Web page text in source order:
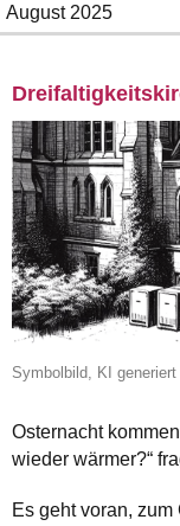
August 2025
Symbolbild, KI generiert
Osternacht
wieder wärmer?“
Es geht voran,